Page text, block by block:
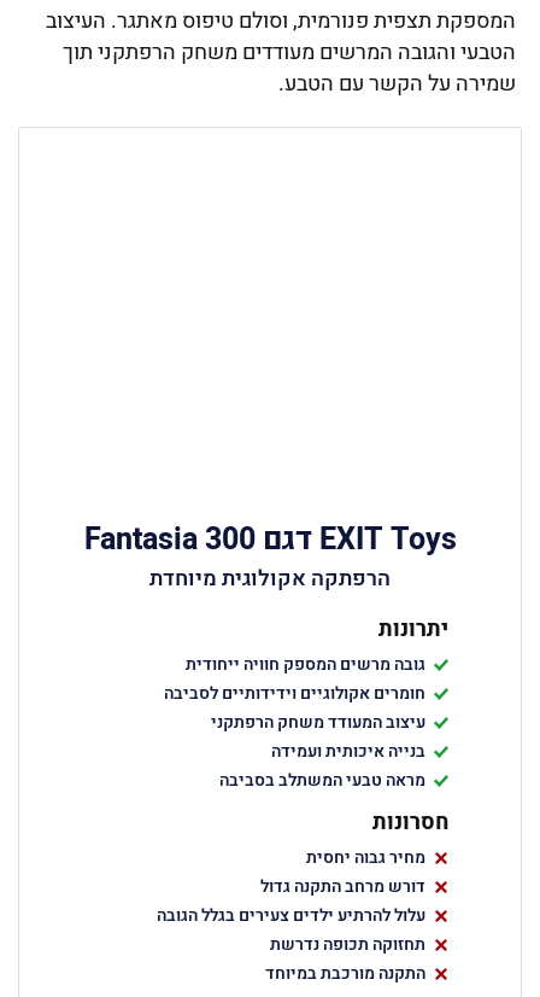
המספקת תצפית פנורמית, וסולם טיפוס מאתגר. העיצוב
הטבעי והגובה המרשים מעודדים משחק הרפתקני תוך
שמירה על הקשר עם הטבע.
EXIT Toys דגם Fantasia 300
הרפתקה אקולוגית מיוחדת
יתרונות
גובה מרשים המספק חוויה ייחודית
חומרים אקולוגיים וידידותיים לסביבה
עיצוב המעודד משחק הרפתקני
בנייה איכותית ועמידה
מראה טבעי המשתלב בסביבה
חסרונות
מחיר גבוה יחסית
דורש מרחב התקנה גדול
עלול להרתיע ילדים צעירים בגלל הגובה
תחזוקה תכופה נדרשת
התקנה מורכבת במיוחד